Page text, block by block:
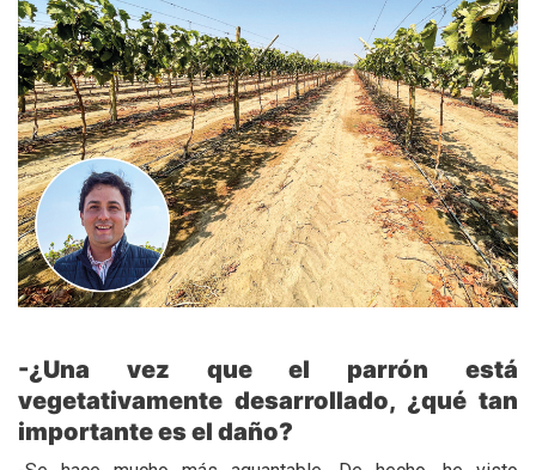
-¿Una vez que el parrón está
vegetativamente desarrollado, ¿qué tan
importante es el daño?